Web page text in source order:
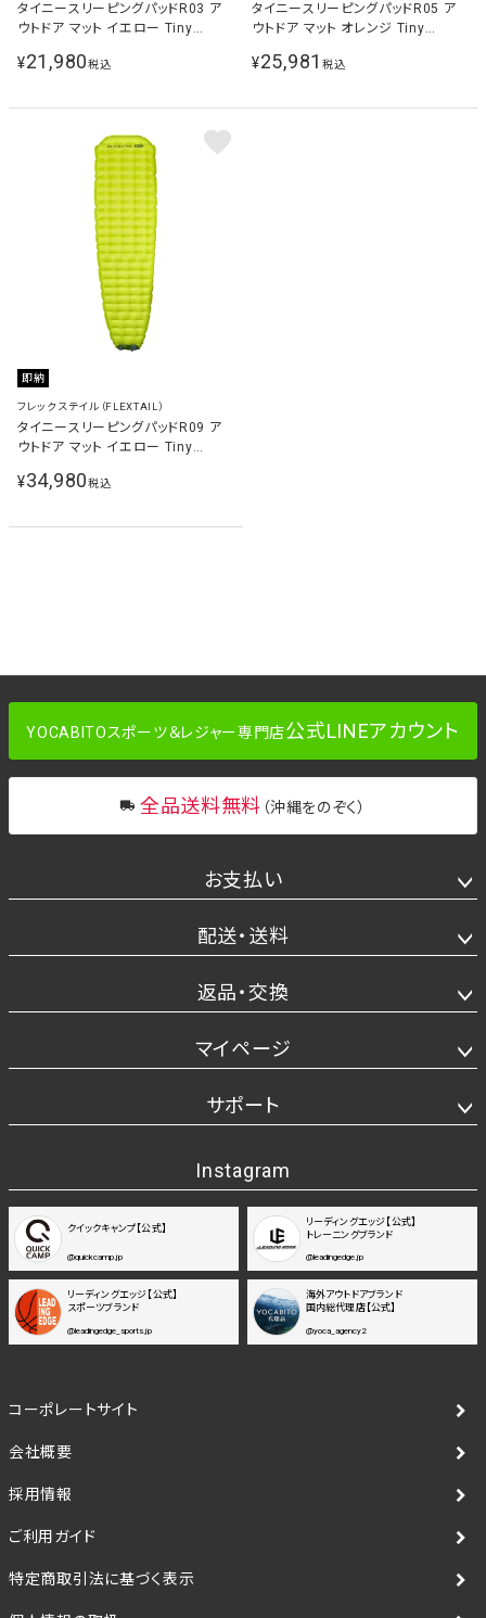
タイニースリーピングパッドR03 ア
ウトドア マット イエロー Tiny
¥21,980税込
タイニースリーピングパッドR05 ア
ウトドア マット オレンジ Tiny
¥25,981 税込
即納
フレックステイル（FLEXTAIL）
タイニースリーピングパッドR09 ア
ウトドア マット イエロー Tiny
¥34,980税込
YOCABITOスポーツ＆レジャー専門店公式LINEアカウント
全品送料無料 （沖縄をのぞく）
お支払い
配送・送料
返品・交換
マイページ
サポート
Instagram
クイックキャンプ【公式】
@quickcamp.jp
リーディングエッジ【公式】
トレーニングブランド
@leadingedge.jp
リーディングエッジ【公式】
スポーツブランド
@leadingedge_sports.jp
海外アウトドアブランド
国内総代理店【公式】
@yoca_agency2
コーポレートサイト
会社概要
採用情報
ご利用ガイド
特定商取引法に基づく表示